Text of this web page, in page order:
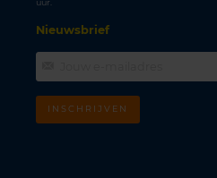
uur.
Nieuwsbrief
INSCHRIJVEN